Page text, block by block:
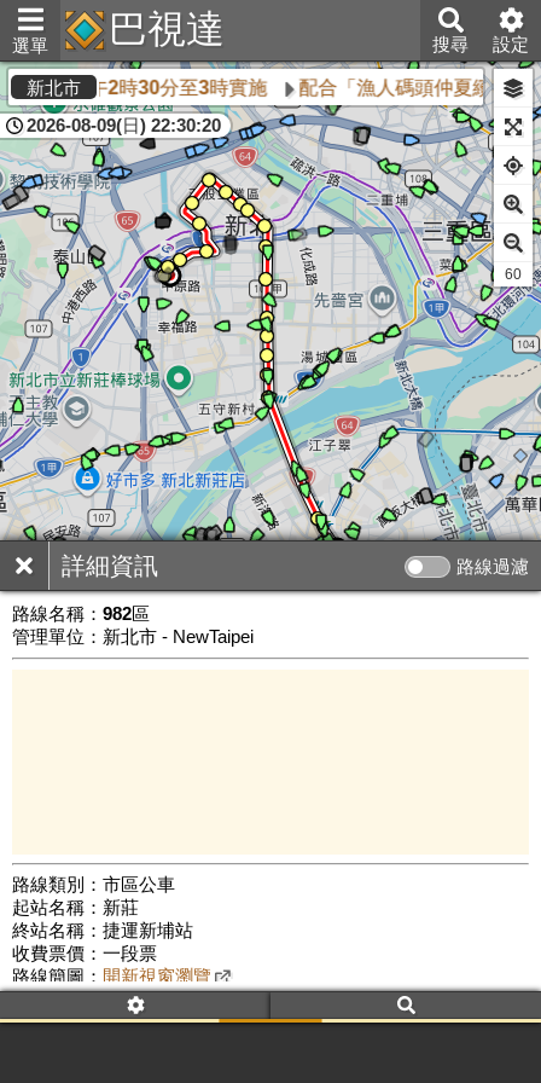
選單 巴視達 搜尋 設定
詳細資訊 路線過濾
路線名稱： 982區
管理單位：新北市 - NewTaipei
路線類別：市區公車
起站名稱：新莊
終站名稱：捷運新埔站
收費票價：一段票
路線簡圖： 開新視窗瀏覽
附屬名稱：982區
新北市
13日下午2時30分至3時實施 配合「漁人碼頭仲夏繽紛樂
2026-08-09(日) 22:30:21
公車數量: 累計3274、上線2203
60